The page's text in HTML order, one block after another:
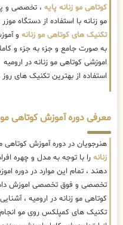
کوتاهی مو زنانه پایه ، تخصصی و
مو زنانه با استفاده از دستگاه
تکنیک های کوتاهی مو زنانه و
به صورت جامع و جزء به جزء و
اموزشی کوتاهی مو زنانه در
استفاده از بهترین تکنیک های
معرفی دوره آموزش کوتاهی مو
هنرجویان در دوره آموزش کوتاهی
زنانه را با توجه به مدل و چهره
دهند ، تمام این موارد در دوره
تخصصی و فوق تخصصی اموزش
کوتاهی مو زنانه در ارومیه ،
تکنیک های کمپلکس روی مو